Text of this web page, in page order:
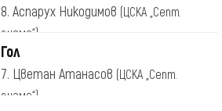
8. Аспарух Никодимов (ЦСКА „Септ.
знаме“)
Гол
7. Цветан Атанасов (ЦСКА „Септ.
знаме“)